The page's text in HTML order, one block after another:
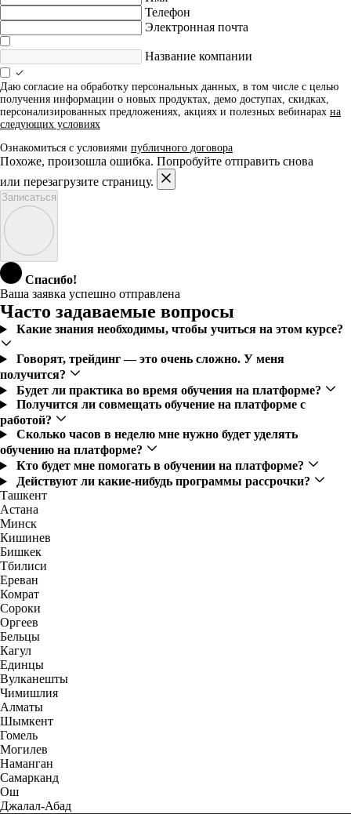
Телефон
Электронная почта
Название компании
Даю согласие на обработку персональных данных, в том числе с целью
получения информации о новых продуктах, демо доступах, скидках,
персонализированных предложениях, акциях и полезных вебинарах на
следующих условиях
Ознакомиться с условиями публичного договора
Похоже, произошла ошибка. Попробуйте отправить снова
или перезагрузите страницу.
Записаться
Спасибо!
Ваша заявка успешно отправлена
Часто задаваемые вопросы
Какие знания необходимы, чтобы учиться на этом курсе?
Говорят, трейдинг — это очень сложно. У меня
получится?
Будет ли практика во время обучения на платформе?
Получится ли совмещать обучение на платформе с
работой?
Сколько часов в неделю мне нужно будет уделять
обучению на платформе?
Кто будет мне помогать в обучении на платформе?
Действуют ли какие-нибудь программы рассрочки?
Ташкент
Астана
Минск
Кишинев
Бишкек
Тбилиси
Ереван
Комрат
Сороки
Оргеев
Бельцы
Кагул
Единцы
Вулканешты
Чимишлия
Алматы
Шымкент
Гомель
Могилев
Наманган
Самарканд
Ош
Джалал-Абад